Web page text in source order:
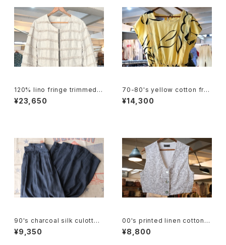
120% lino fringe trimmed c
ollarless Jacket
¥23,650
70-80's yellow cotton fre
nch sleeve blouse Dress
¥14,300
90's charcoal silk culotte
Pants
¥9,350
00's printed linen cotton s
hort Vest
¥8,800